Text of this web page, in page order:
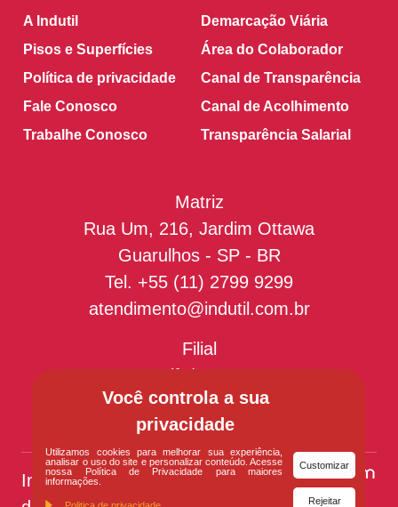
A Indutil
Demarcação Viária
Pisos e Superfícies
Área do Colaborador
Política de privacidade
Canal de Transparência
Fale Conosco
Canal de Acolhimento
Trabalhe Conosco
Transparência Salarial
Matriz
Rua Um, 216, Jardim Ottawa
Guarulhos - SP - BR
Tel. +55 (11) 2799 9299
atendimento@indutil.com.br
Filial
Recife/PE - BR
Indutil© Todos os
Você controla a sua
privacidade
Utilizamos cookies para melhorar sua experiência,
analisar o uso do site e personalizar conteúdo. Acesse
nossa Política de Privacidade para maiores
informações.
Customizar
Rejeitar